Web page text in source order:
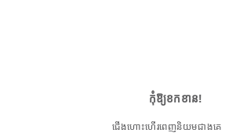
កុំឱ្យខកខាន!
ជើងហោះហើរពេញនិយមជាងគេ